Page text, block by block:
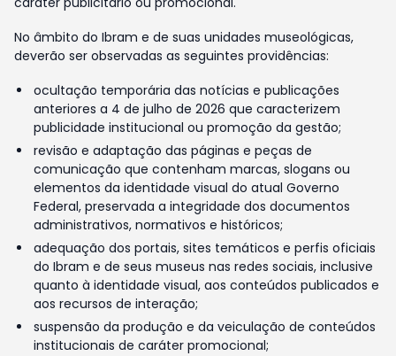
No âmbito do Ibram e de suas unidades museológicas,
deverão ser observadas as seguintes providências:
ocultação temporária das notícias e publicações
anteriores a 4 de julho de 2026 que caracterizem
publicidade institucional ou promoção da gestão;
revisão e adaptação das páginas e peças de
comunicação que contenham marcas, slogans ou
elementos da identidade visual do atual Governo
Federal, preservada a integridade dos documentos
administrativos, normativos e históricos;
adequação dos portais, sites temáticos e perfis oficiais
do Ibram e de seus museus nas redes sociais, inclusive
quanto à identidade visual, aos conteúdos publicados e
aos recursos de interação;
suspensão da produção e da veiculação de conteúdos
institucionais de caráter promocional;